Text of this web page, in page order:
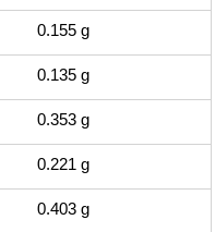
0.155 g
0.135 g
0.353 g
0.221 g
0.403 g